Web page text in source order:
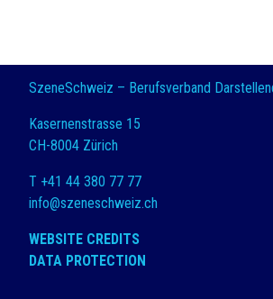
SzeneSchweiz – Berufsverband
Kasernenstrasse 15
CH-8004 Zürich
T +41 44 380 77 77
info@szeneschweiz.ch
WEBSITE CREDITS
DATA PROTECTION